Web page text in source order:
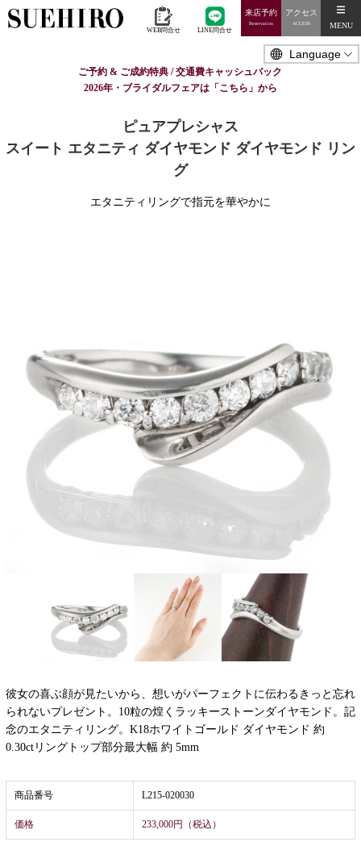
WEB問合せ LINE問合せ
来店予約
Reservation
アクセス
ACCESS MENU
ご予約 & ご成約特典 / 交通費キャッシュバック
2026年・ブライダルフェアは「こちら」から
ピュアプレシャス
スイート エタニティ ダイヤモンド ダイヤモンド リン
グ
エタニティリングで指元を華やかに
彼女の喜ぶ顔が見たいから、想いがパーフェクトに伝わるきっと忘れ
られないプレゼント。10粒の煌くラッキーストーンダイヤモンド。記
念のエタニティリング。K18ホワイトゴールド ダイヤモンド 約
0.30ctリングトップ部分最大幅 約 5mm
商品番号 L215-020030
価格 233,000円（税込）